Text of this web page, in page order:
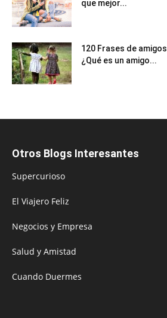
que mejor...
120 Frases de
¿Qué es un amigo...
Otros Blogs Interesantes
Supercurioso
El Viajero Feliz
Negocios y Empresa
Salud y Amistad
Cuando Duermes